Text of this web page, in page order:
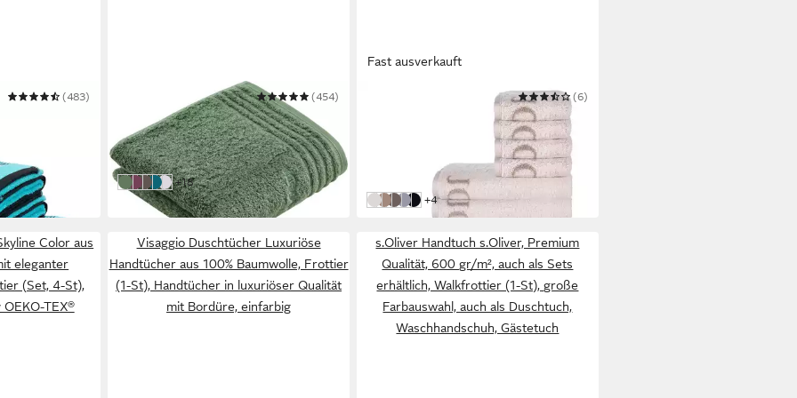
(483)
Handtuch Vienna Style Supersoft
Mehrere Größen
(454)
34,99 €
in 4-5 Werktagen bei dir
evergreen
blackberry
slate grey
lagoon
weißweitere Farben:
+18
Fast ausverkauft
Handtuch Unisex Handtuch 10er Pack
(6)
in 3-4 Werktagen bei dir
Creme
Beige
Braun
Grau
Schwarz
weitere Farben:
+4
Color aus
eleganter
(Set, 4-St),
OEKO-TEX®
Visaggio Duschtücher Luxuriöse
Handtücher aus 100% Baumwolle, Frottier
(1-St), Handtücher in luxuriöser Qualität
mit Bordüre, einfarbig
s.Oliver Handtuch s.Oliver, Premium
Qualität, 600 gr/m², auch als Sets
erhältlich, Walkfrottier (1-St), große
Farbauswahl, auch als Duschtuch,
Waschhandschuh, Gästetuch